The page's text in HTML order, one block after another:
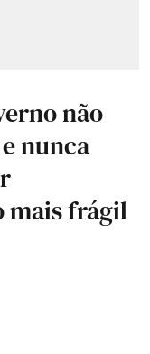
não
nunca
mais frágil